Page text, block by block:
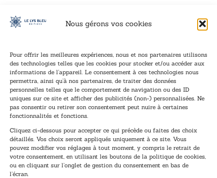
Nous gérons vos cookies
Pour offrir les meilleures expériences, nous et nos partenaires utilisons
des technologies telles que les cookies pour stocker et/ou accéder aux
informations de l’appareil. Le consentement à ces technologies nous
permettra, ainsi qu’à nos partenaires, de traiter des données
personnelles telles que le comportement de navigation ou des ID
uniques sur ce site et afficher des publicités (non-) personnalisées. Ne
pas consentir ou retirer son consentement peut nuire à certaines
fonctionnalités et fonctions.
Cliquez ci-dessous pour accepter ce qui précède ou faites des choix
détaillés. Vos choix seront appliqués uniquement à ce site. Vous
pouvez modifier vos réglages à tout moment, y compris le retrait de
votre consentement, en utilisant les boutons de la politique de cookies,
ou en cliquant sur l’onglet de gestion du consentement en bas de
l’écran.
Inscription à la newsletter
Inscrivez-vous à notre newsletter et recevez nos
dernières nouvelles.
m
a
i
l
E
E
m
a
i
l
*
TENEZ-MOI AU COURANT !